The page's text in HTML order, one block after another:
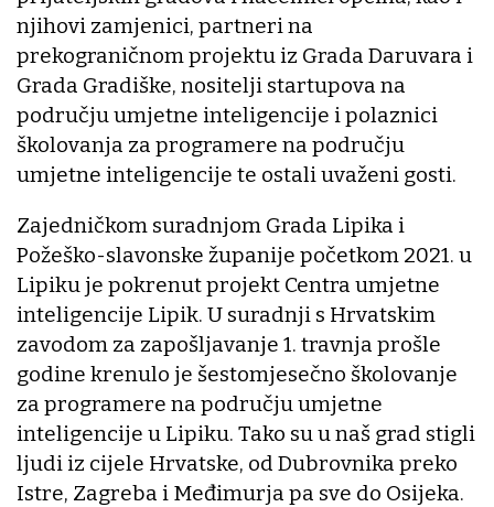
njihovi zamjenici, partneri na
prekograničnom projektu iz Grada Daruvara i
Grada Gradiške, nositelji startupova na
području umjetne inteligencije i polaznici
školovanja za programere na području
umjetne inteligencije te ostali uvaženi gosti.
Zajedničkom suradnjom Grada Lipika i
Požeško-slavonske županije početkom 2021. u
Lipiku je pokrenut projekt Centra umjetne
inteligencije Lipik. U suradnji s Hrvatskim
zavodom za zapošljavanje 1. travnja prošle
godine krenulo je šestomjesečno školovanje
za programere na području umjetne
inteligencije u Lipiku. Tako su u naš grad stigli
ljudi iz cijele Hrvatske, od Dubrovnika preko
Istre, Zagreba i Međimurja pa sve do Osijeka.